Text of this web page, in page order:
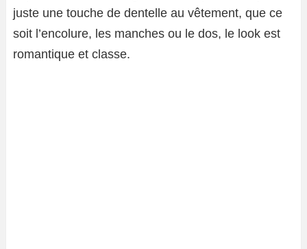
juste une touche de dentelle au vêtement, que ce
soit l’encolure, les manches ou le dos, le look est
romantique et classe.